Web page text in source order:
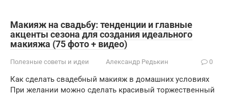
Макияж на свадьбу: тенденции и главные
акценты сезона для создания идеального
макияжа (75 фото + видео)
Полезные советы и идеи Александр Редькин 0
Как сделать свадебный макияж в домашних условиях
При желании можно сделать красивый торжественный